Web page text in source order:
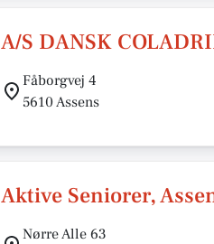
A/S DANSK
Fåborgvej 4
5610 Assens
Aktive Seniorer,
Nørre Alle 63